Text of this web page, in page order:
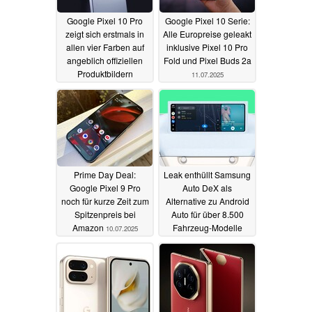
Google Pixel 10 Pro
zeigt sich erstmals in
allen vier Farben auf
angeblich offiziellen
Produktbildern
22.07.2025
Google Pixel 10 Serie:
Alle Europreise geleakt
inklusive Pixel 10 Pro
Fold und Pixel Buds 2a
11.07.2025
Prime Day Deal:
Google Pixel 9 Pro
noch für kurze Zeit zum
Spitzenpreis bei
Amazon 10.07.2025
Leak enthüllt Samsung
Auto DeX als
Alternative zu Android
Auto für über 8.500
Fahrzeug-Modelle
10.07.2025